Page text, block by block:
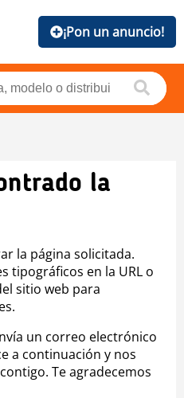
¡Pon un anuncio!
la
la página solicitada.
tipográficos en la URL o
sitio web para
un correo electrónico
a continuación y nos
Te agradecemos